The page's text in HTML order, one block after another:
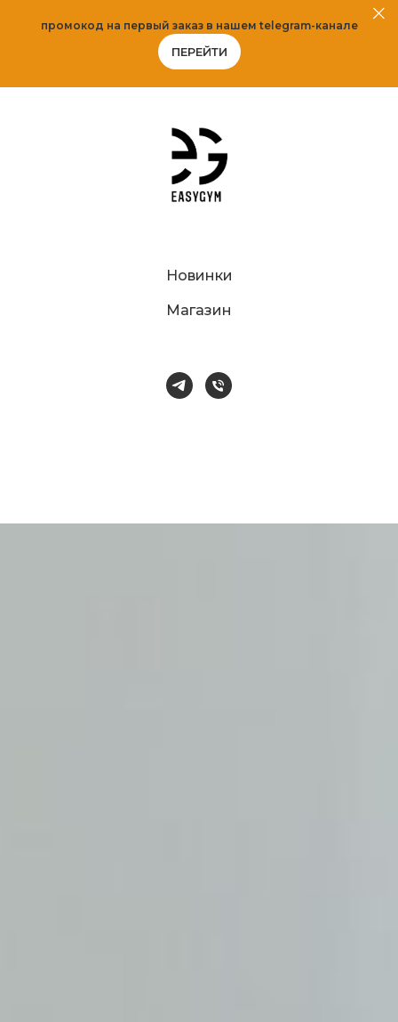
промокод на первый заказ в нашем telegram-канале
ПЕРЕЙТИ
Новинки
Магазин